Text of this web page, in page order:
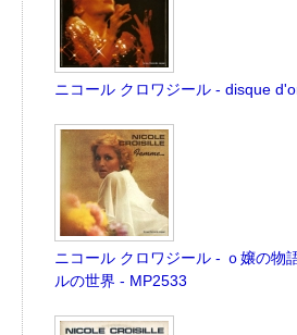
ニコール クロワジール - disque
ニコール クロワジール - ｏ嬢の物
ルの世界 - MP2533